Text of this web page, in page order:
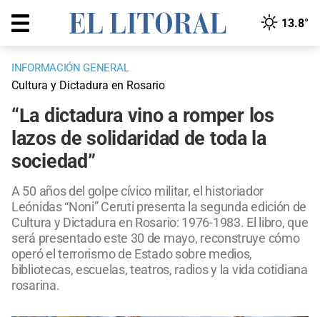
13.8°
INFORMACIÓN GENERAL
Cultura y Dictadura en Rosario
“La dictadura vino a romper los
lazos de solidaridad de toda la
sociedad”
A 50 años del golpe cívico militar, el historiador
Leónidas “Noni” Ceruti presenta la segunda edición de
Cultura y Dictadura en Rosario: 1976-1983. El libro, que
será presentado este 30 de mayo, reconstruye cómo
operó el terrorismo de Estado sobre medios,
bibliotecas, escuelas, teatros, radios y la vida cotidiana
rosarina.